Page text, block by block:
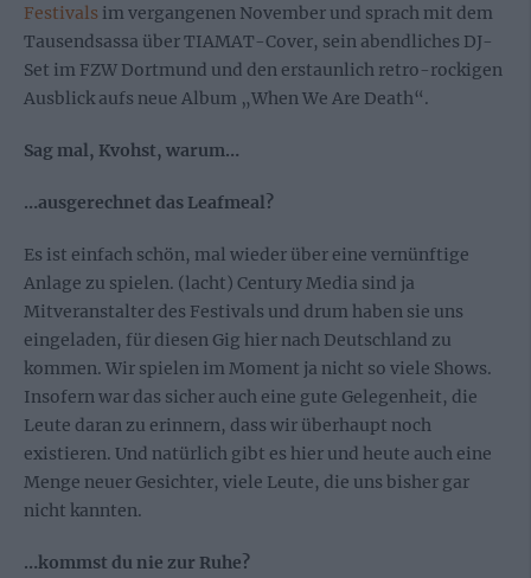
Festivals im vergangenen November und sprach mit dem
Tausendsassa über TIAMAT-Cover, sein abendliches DJ-
Set im FZW Dortmund und den erstaunlich retro-rockigen
Ausblick aufs neue Album „When We Are Death“.
Sag mal, Kvohst, warum…
…ausgerechnet das Leafmeal?
Es ist einfach schön, mal wieder über eine vernünftige
Anlage zu spielen. (lacht) Century Media sind ja
Mitveranstalter des Festivals und drum haben sie uns
eingeladen, für diesen Gig hier nach Deutschland zu
kommen. Wir spielen im Moment ja nicht so viele Shows.
Insofern war das sicher auch eine gute Gelegenheit, die
Leute daran zu erinnern, dass wir überhaupt noch
existieren. Und natürlich gibt es hier und heute auch eine
Menge neuer Gesichter, viele Leute, die uns bisher gar
nicht kannten.
…kommst du nie zur Ruhe?